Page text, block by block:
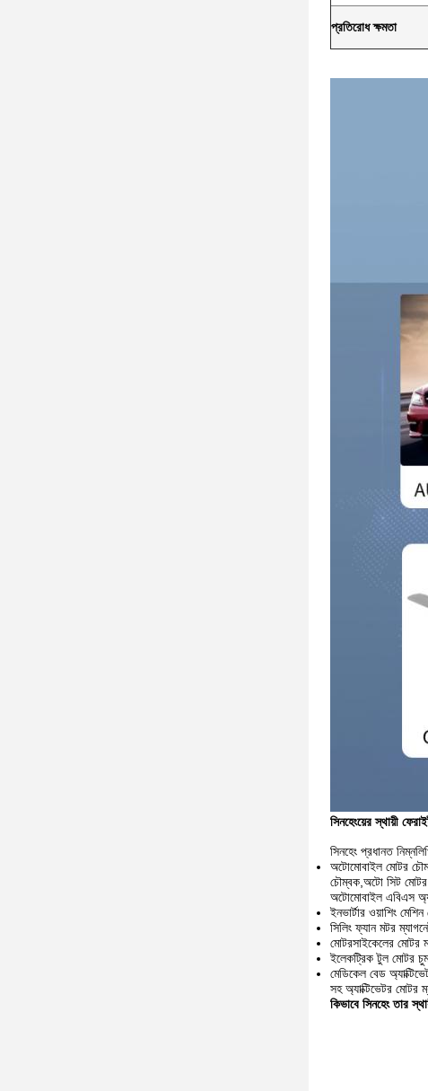
প্রতিরোধ ক্ষমতা
সিনহেংয়ের স্থায়ী
সিনহেং প্রধানত
অটোমোবাইল মোটর
চৌম্বক,অটো সিট
অটোমোবাইল এবিএস
ইনভার্টার ওয়াশিং
সিলিং ফ্যান মটর
মোটরসাইকেলের মোটর
ইলেকট্রিক টুল মোটর
মেডিকেল বেড
সহ অ্যাক্টিভেটর মোটর
কিভাবে সিনহেং তার